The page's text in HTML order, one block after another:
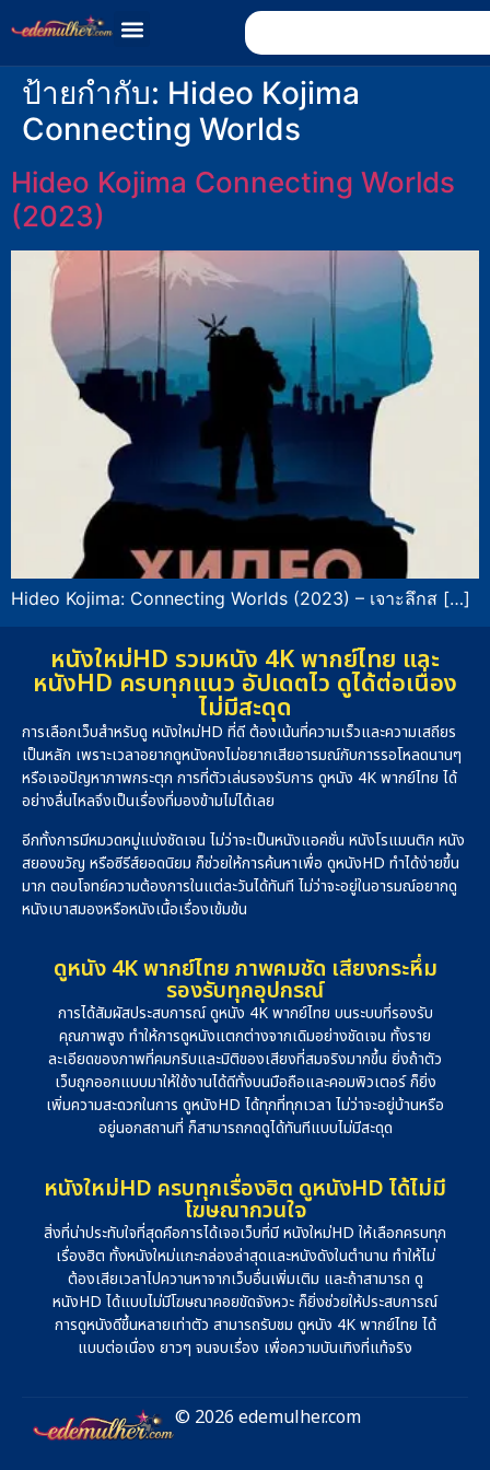
ป้ายกำกับ: Hideo Kojima
Connecting Worlds
Hideo Kojima Connecting Worlds
(2023)
Hideo Kojima: Connecting Worlds (2023) – เจาะลึกส […]
หนังใหม่HD รวมหนัง 4K พากย์ไทย และ
หนังHD ครบทุกแนว อัปเดตไว ดูได้ต่อเนื่อง
ไม่มีสะดุด
การเลือกเว็บสำหรับดู หนังใหม่HD ที่ดี ต้องเน้นที่ความเร็วและความเสถียร
เป็นหลัก เพราะเวลาอยากดูหนังคงไม่อยากเสียอารมณ์กับการรอโหลดนานๆ
หรือเจอปัญหาภาพกระตุก การที่ตัวเล่นรองรับการ ดูหนัง 4K พากย์ไทย ได้
อย่างลื่นไหลจึงเป็นเรื่องที่มองข้ามไม่ได้เลย
อีกทั้งการมีหมวดหมู่แบ่งชัดเจน ไม่ว่าจะเป็นหนังแอคชั่น หนังโรแมนติก หนัง
สยองขวัญ หรือซีรีส์ยอดนิยม ก็ช่วยให้การค้นหาเพื่อ ดูหนังHD ทำได้ง่ายขึ้น
มาก ตอบโจทย์ความต้องการในแต่ละวันได้ทันที ไม่ว่าจะอยู่ในอารมณ์อยากดู
หนังเบาสมองหรือหนังเนื้อเรื่องเข้มข้น
ดูหนัง 4K พากย์ไทย ภาพคมชัด เสียงกระหึ่ม
รองรับทุกอุปกรณ์
การได้สัมผัสประสบการณ์ ดูหนัง 4K พากย์ไทย บนระบบที่รองรับ
คุณภาพสูง ทำให้การดูหนังแตกต่างจากเดิมอย่างชัดเจน ทั้งราย
ละเอียดของภาพที่คมกริบและมิติของเสียงที่สมจริงมากขึ้น ยิ่งถ้าตัว
เว็บถูกออกแบบมาให้ใช้งานได้ดีทั้งบนมือถือและคอมพิวเตอร์ ก็ยิ่ง
เพิ่มความสะดวกในการ ดูหนังHD ได้ทุกที่ทุกเวลา ไม่ว่าจะอยู่บ้านหรือ
อยู่นอกสถานที่ ก็สามารถกดดูได้ทันทีแบบไม่มีสะดุด
หนังใหม่HD ครบทุกเรื่องฮิต ดูหนังHD ได้ไม่มี
โฆษณากวนใจ
สิ่งที่น่าประทับใจที่สุดคือการได้เจอเว็บที่มี หนังใหม่HD ให้เลือกครบทุก
เรื่องฮิต ทั้งหนังใหม่แกะกล่องล่าสุดและหนังดังในตำนาน ทำให้ไม่
ต้องเสียเวลาไปควานหาจากเว็บอื่นเพิ่มเติม และถ้าสามารถ ดู
หนังHD ได้แบบไม่มีโฆษณาคอยขัดจังหวะ ก็ยิ่งช่วยให้ประสบการณ์
การดูหนังดีขึ้นหลายเท่าตัว สามารถรับชม ดูหนัง 4K พากย์ไทย ได้
แบบต่อเนื่อง ยาวๆ จนจบเรื่อง เพื่อความบันเทิงที่แท้จริง
© 2026 edemulher.com